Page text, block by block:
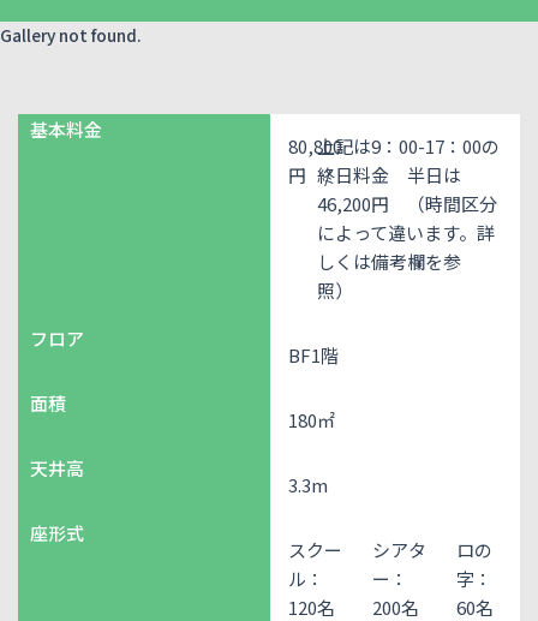
Gallery not found.
基本料金
80,800
円 /
上記は9：00-17：00の
終日料金 半日は
46,200円 （時間区分
によって違います。詳
しくは備考欄を参
照）
フロア
BF1階
面積
180㎡
天井高
3.3m
座形式
スクー
ル：
120名
シアタ
ー：
200名
ロの
字：
60名